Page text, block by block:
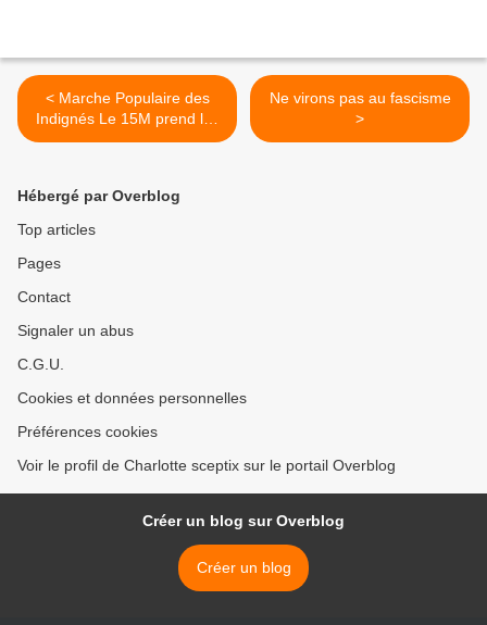
< Marche Populaire des
Indignés Le 15M prend les
"chemins" après avoir pris
Ne virons pas au fascisme
>
Hébergé par Overblog
Top articles
Pages
Contact
Signaler un abus
C.G.U.
Cookies et données personnelles
Préférences cookies
Voir le profil de Charlotte sceptix sur le portail Overblog
Créer un blog sur Overblog
Créer un blog